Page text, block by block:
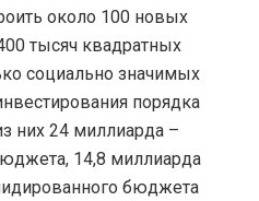
около 100 новых
тысяч квадратных
социально значимых
порядка
них 24 миллиарда –
14,8 миллиарда
бюджета